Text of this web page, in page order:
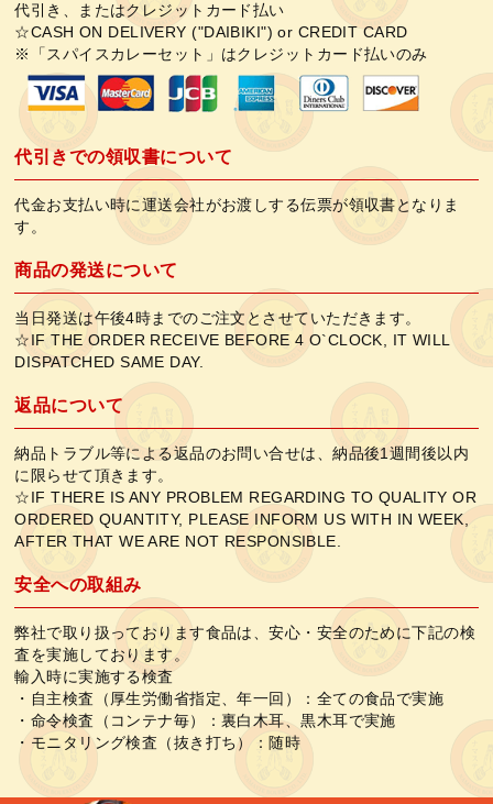
代引き、またはクレジットカード払い
☆CASH ON DELIVERY ("DAIBIKI") or CREDIT CARD
※「スパイスカレーセット」はクレジットカード払いのみ
代引きでの領収書について
代金お支払い時に運送会社がお渡しする伝票が領収書となりま
す。
商品の発送について
当日発送は午後4時までのご注文とさせていただきます。
☆IF THE ORDER RECEIVE BEFORE 4 O`CLOCK, IT WILL
DISPATCHED SAME DAY.
返品について
納品トラブル等による返品のお問い合せは、納品後1週間後以内
に限らせて頂きます。
☆IF THERE IS ANY PROBLEM REGARDING TO QUALITY OR
ORDERED QUANTITY, PLEASE INFORM US WITH IN WEEK,
AFTER THAT WE ARE NOT RESPONSIBLE.
安全への取組み
弊社で取り扱っております食品は、安心・安全のために下記の検
査を実施しております。
輸入時に実施する検査
・自主検査（厚生労働省指定、年一回）：全ての食品で実施
・命令検査（コンテナ毎）：裏白木耳、黒木耳で実施
・モニタリング検査（抜き打ち）：随時